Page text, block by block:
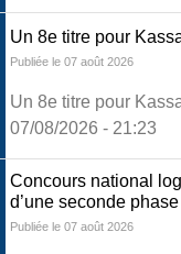
Un 8e titre pour
Publiée le 07 août 2026
Un 8e titre pour
07/08/2026 - 21:23
Concours national
d’une seconde
Publiée le 07 août 2026